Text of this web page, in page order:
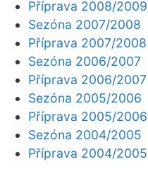
Příprava 2008/2009
Sezóna 2007/2008
Příprava 2007/2008
Sezóna 2006/2007
Příprava 2006/2007
Sezóna 2005/2006
Příprava 2005/2006
Sezóna 2004/2005
Příprava 2004/2005